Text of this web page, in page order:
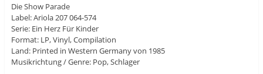
Die Show Parade
Label: Ariola 207 064-574
Serie: Ein Herz Für Kinder
Format: LP, Vinyl, Compilation
Land: Printed in Western Germany von 1985
Musikrichtung / Genre: Pop, Schlager